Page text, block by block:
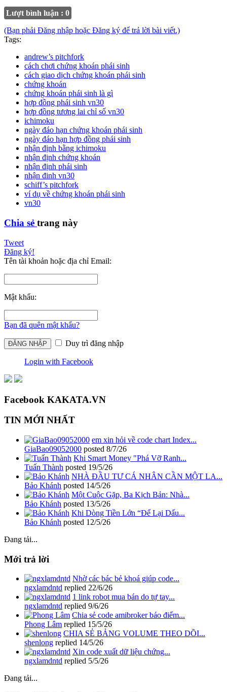
Lượt bình luận : 0
(Bạn phải Đăng nhập hoặc Đăng ký để trả lời bài viết.)
Tags:
andrew’s pitchfork
cách chơi chứng khoán phái sinh
cách giao dịch chứng khoán phái sinh
chứng khoán
chứng khoán phái sinh là gì
hợp đồng phái sinh vn30
hợp đồng tương lai chỉ số vn30
ichimoku
ngày đáo hạn chứng khoán phái sinh
ngày đáo hạn hợp đồng phái sinh
nhận định bằng ichimoku
nhận định chứng khoán
nhận định phái sinh
nhận đinh vn30
schiff’s pitchfork
ví dụ về chứng khoán phái sinh
vn30
Chia sẻ trang này
Tweet
Đăng ký!
Tên tài khoản hoặc địa chỉ Email:
Mật khẩu:
Bạn đã quên mật khẩu?
Duy trì đăng nhập
Login with Facebook
Facebook KAKATA.VN
TIN MỚI NHẤT
em xin hỏi về code chart Index...
GiaBao09052000 posted 8/7/26
Khi Smart Money "Phá Vỡ Ranh...
Tuấn Thành posted 19/5/26
NHÀ ĐẦU TƯ CÁ NHÂN CẦN MỘT LA...
Bảo Khánh posted 14/5/26
Một Cuộc Gặp, Ba Kịch Bản: Nhà...
Bảo Khánh posted 13/5/26
Khi Dòng Tiền Lớn “Để Lại Dấu...
Bảo Khánh posted 12/5/26
Đang tải...
Mới trả lời
Nhờ các bác bẻ khoá giúp code...
ngxlamdntd replied 22/6/26
1 link robot mua bán do tự tay...
ngxlamdntd replied 9/6/26
Chia sẻ code amibroker báo điểm...
Phong Lâm replied 15/5/26
CHIA SẺ BẢNG VOLUME THEO DÕI...
shenlong replied 14/5/26
Xin code xuất dữ liệu chứng...
ngxlamdntd replied 5/5/26
Đang tải...